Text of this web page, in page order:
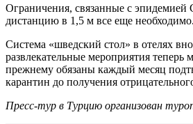
Ограничения, связанные с эпидемией
дистанцию в 1,5 м все еще необходимо.
Система «шведский стол» в отелях
развлекательные мероприятия
прежнему обязаны каждый месяц
карантин до получения
Пресс-тур в Турцию организован